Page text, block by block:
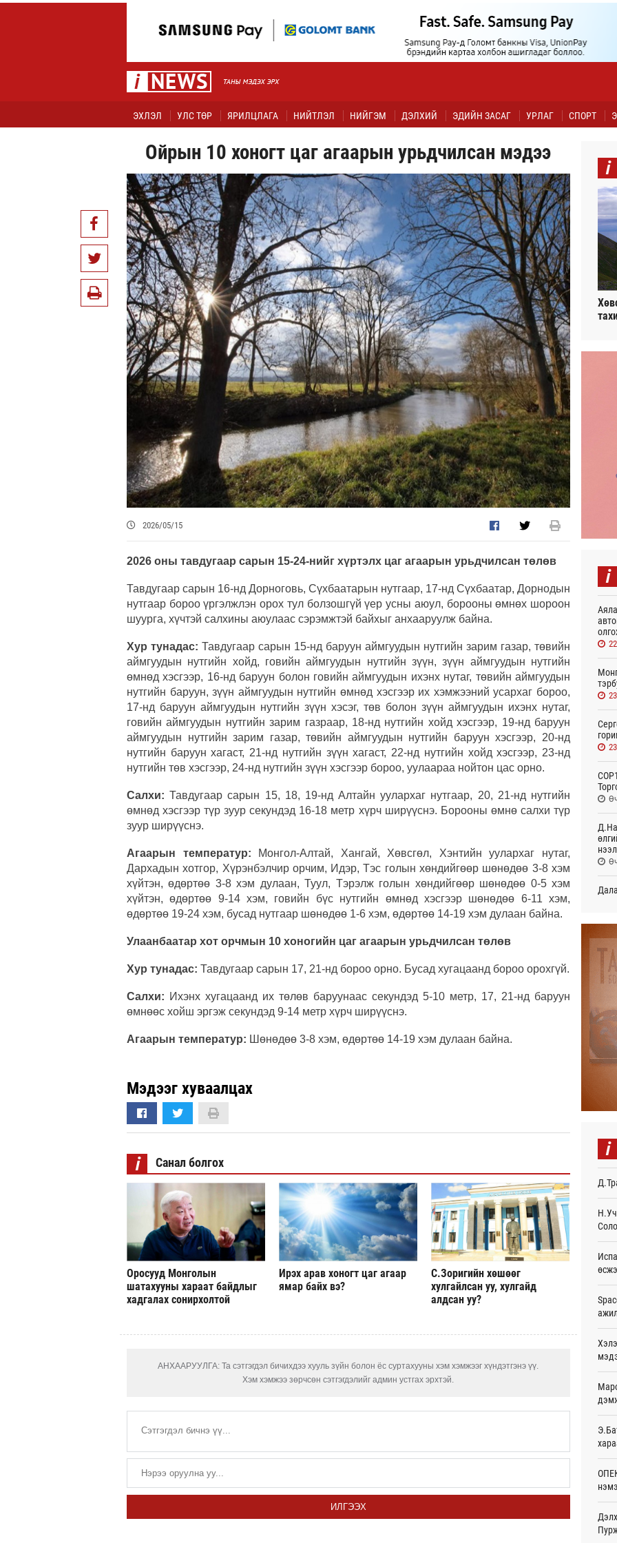
ЭХЛЭЛ УЛС ТӨР ЯРИЛЦЛАГА НИЙТЛЭЛ НИЙГЭМ ДЭЛХИЙ ЭДИЙН ЗАСАГ УРЛАГ СПОРТ
Ойрын 10 хоногт цаг агаарын урьдчилсан мэдээ
2026/05/15
2026 оны тавдугаар сарын 15-24-нийг хүртэлх цаг агаарын урьдчилсан төлөв
Тавдугаар сарын 16-нд Дорноговь, Сүхбаатарын нутгаар, 17-нд Сүхбаатар, Дорнодын
нутгаар бороо үргэлжлэн орох тул болзошгүй үер усны аюул, борооны өмнөх шороон
шуурга, хүчтэй салхины аюулаас сэрэмжтэй байхыг анхааруулж байна.
Хур тунадас: Тавдугаар сарын 15-нд баруун аймгуудын нутгийн зарим газар, төвийн
аймгуудын нутгийн хойд, говийн аймгуудын нутгийн зүүн, зүүн аймгуудын нутгийн
өмнөд хэсгээр, 16-нд баруун болон говийн аймгуудын ихэнх нутаг, төвийн аймгуудын
нутгийн баруун, зүүн аймгуудын нутгийн өмнөд хэсгээр их хэмжээний усархаг бороо,
17-нд баруун аймгуудын нутгийн зүүн хэсэг, төв болон зүүн аймгуудын ихэнх нутаг,
говийн аймгуудын нутгийн зарим газраар, 18-нд нутгийн хойд хэсгээр, 19-нд баруун
аймгуудын нутгийн зарим газар, төвийн аймгуудын нутгийн баруун хэсгээр, 20-нд
нутгийн баруун хагаст, 21-нд нутгийн зүүн хагаст, 22-нд нутгийн хойд хэсгээр, 23-нд
нутгийн төв хэсгээр, 24-нд нутгийн зүүн хэсгээр бороо, уулаараа нойтон цас орно.
Салхи: Тавдугаар сарын 15, 18, 19-нд Алтайн уулархаг нутгаар, 20, 21-нд нутгийн
өмнөд хэсгээр түр зуур секундэд 16-18 метр хүрч ширүүснэ. Борооны өмнө салхи түр
зуур ширүүснэ.
Агаарын температур: Монгол-Алтай, Хангай, Хөвсгөл, Хэнтийн уулархаг нутаг,
Дархадын хотгор, Хүрэнбэлчир орчим, Идэр, Тэс голын хөндийгөөр шөнөдөө 3-8 хэм
хүйтэн, өдөртөө 3-8 хэм дулаан, Туул, Тэрэлж голын хөндийгөөр шөнөдөө 0-5 хэм
хүйтэн, өдөртөө 9-14 хэм, говийн бүс нутгийн өмнөд хэсгээр шөнөдөө 6-11 хэм,
өдөртөө 19-24 хэм, бусад нутгаар шөнөдөө 1-6 хэм, өдөртөө 14-19 хэм дулаан байна.
Улаанбаатар хот орчмын 10 хоногийн цаг агаарын урьдчилсан төлөв
Хур тунадас: Тавдугаар сарын 17, 21-нд бороо орно. Бусад хугацаанд бороо орохгүй.
Салхи: Ихэнх хугацаанд их төлөв баруунаас секундэд 5-10 метр, 17, 21-нд баруун
өмнөөс хойш эргэж секундэд 9-14 метр хүрч ширүүснэ.
Агаарын температур: Шөнөдөө 3-8 хэм, өдөртөө 14-19 хэм дулаан байна.
Мэдээг хуваалцах
i Санал болгох
Оросууд Монголын
шатахууны хараат байдлыг
хадгалах сонирхолтой
Ирэх арав хоногт цаг агаар
ямар байх вэ?
С.Зоригийн хөшөөг
хулгайлсан уу, хулгайд
алдсан уу?
АНХААРУУЛГА: Та сэтгэгдэл бичихдээ хууль зүйн болон ёс суртахууны хэм хэмжээг хүндэтгэнэ үү.
Хэм хэмжээ зөрчсөн сэтгэгдэлийг админ устгах эрхтэй.
ИЛГЭЭХ
i
i
авна
Энэ
i